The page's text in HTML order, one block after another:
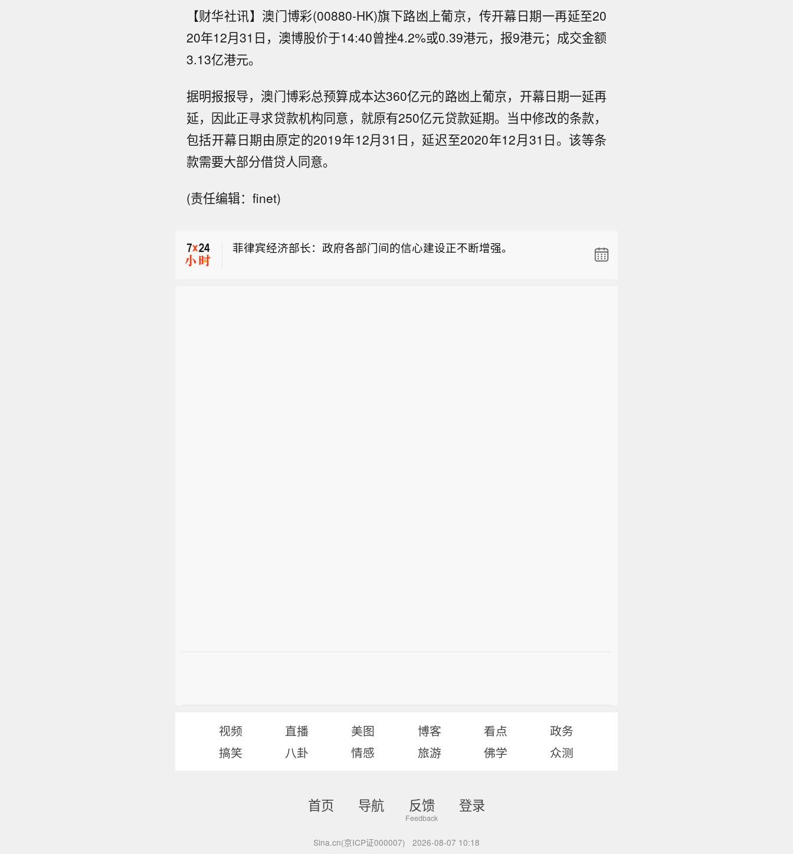
【财华社讯】澳门博彩(00880-HK)旗下路凼上葡京，传开幕日期一再延至20
20年12月31日，澳博股价于14:40曾挫4.2%或0.39港元，报9港元；成交金额
3.13亿港元。
据明报报导，澳门博彩总预算成本达360亿元的路凼上葡京，开幕日期一延再
延，因此正寻求贷款机构同意，就原有250亿元贷款延期。当中修改的条款，
包括开幕日期由原定的2019年12月31日，延迟至2020年12月31日。该等条
款需要大部分借贷人同意。
(责任编辑：finet)
菲律宾经济部长：政府各部门间的信心建设正不断增强。
视频 直播 美图 博客 看点
政务
搞笑
八卦 情感 旅游 佛学 众测
首页 导航 反馈 登录
Sina.cn(京ICP证000007) 2026-08-07 10:18